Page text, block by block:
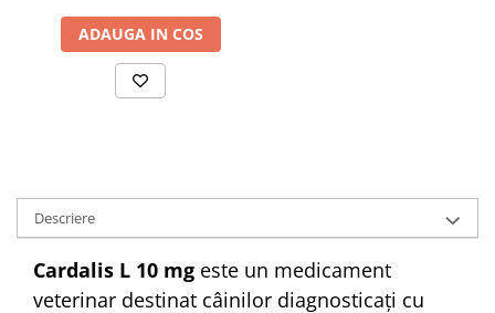
ADAUGA IN COS
Descriere
Cardalis L 10 mg este un medicament
veterinar destinat câinilor diagnosticați cu